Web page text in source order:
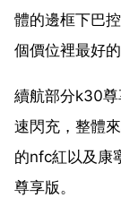
體的邊框下巴
個價位裡最好的
續航部分k30
速閃充，整體
的nfc紅以及康
尊享版。